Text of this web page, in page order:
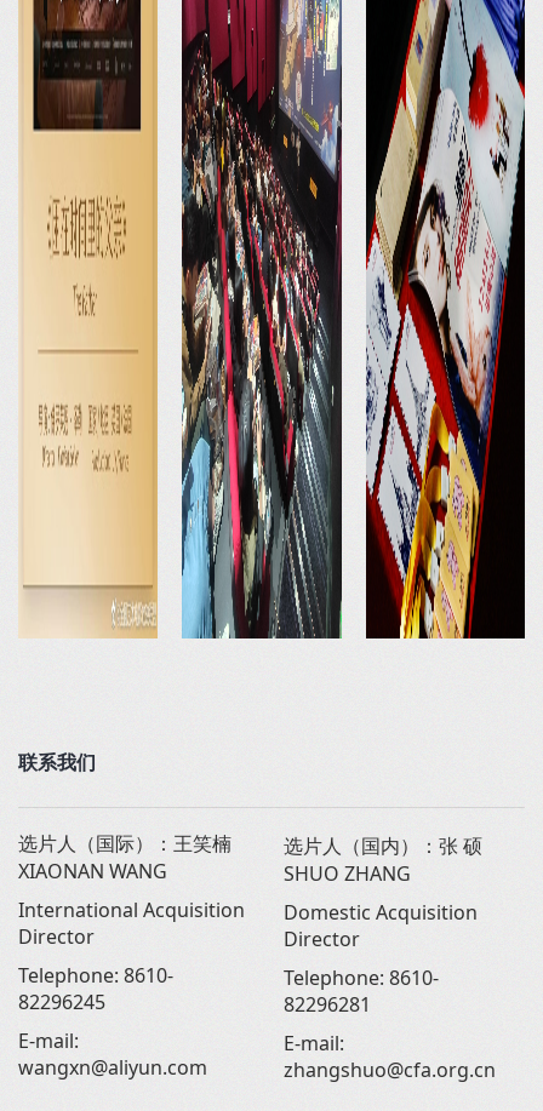
联系我们
选片人（国际）：王笑楠
XIAONAN WANG
International Acquisition
Director
Telephone: 8610-
82296245
E-mail:
wangxn@aliyun.com
选片人（国内）：张 硕
SHUO ZHANG
Domestic Acquisition
Director
Telephone: 8610-
82296281
E-mail:
zhangshuo@cfa.org.cn